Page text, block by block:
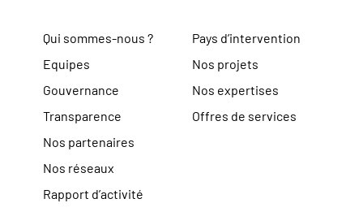
Qui sommes-nous ?
Equipes
Gouvernance
Transparence
Nos partenaires
Nos réseaux
Rapport d’activité
Pays d’intervention
Nos projets
Nos expertises
Offres de services